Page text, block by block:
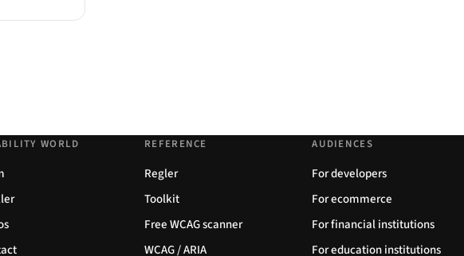
WORLD REFERENCE
Regler
Toolkit
Free WCAG scanner
WCAG / ARIA
AUDIENCES
For developers
For ecommerce
For financial institutions
For education institutions